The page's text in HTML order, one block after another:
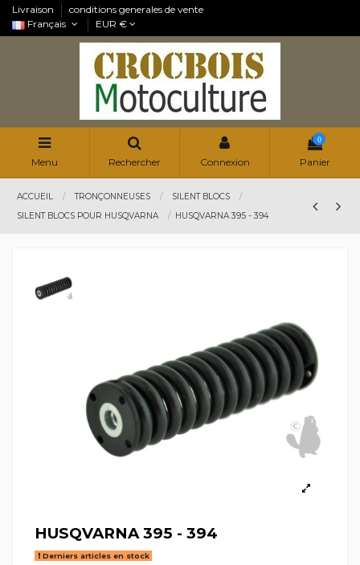
Livraison
conditions generales de vente
Français
EUR €
Menu Rechercher Connexion
0
Panier
ACCUEIL TRONÇONNEUSES
SILENT BLOCS
SILENT BLOCS POUR HUSQVARNA
HUSQVARNA 395 - 394
HUSQVARNA 395 - 394
Derniers articles en stock